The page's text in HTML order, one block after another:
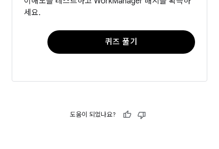
세요.
퀴즈 풀기
도움이 되었나요?